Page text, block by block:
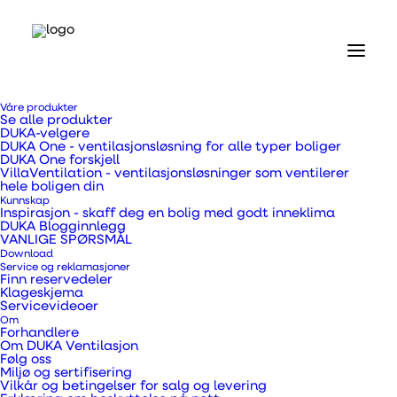
Våre produkter
Se alle produkter
DUKA-velgere
DUKA One - ventilasjonsløsning for alle typer boliger
DUKA One forskjell
VillaVentilation - ventilasjonsløsninger som ventilerer
hele boligen din
Kunnskap
Inspirasjon - skaff deg en bolig med godt inneklima
DUKA Blogginnlegg
VANLIGE SPØRSMÅL
Download
Service og reklamasjoner
Finn reservedeler
Klageskjema
Servicevideoer
Om
Forhandlere
Om DUKA Ventilasjon
Følg oss
Miljø og sertifisering
Vilkår og betingelser for salg og levering
Våre produkter
Ventilasjonskanaler, overgangsstykker og rør
50 mm isolert PE Flex-slange Ø162 x 4000 mm
50 mm isolert PE Flex-
slange Ø162 x 4000
mm
Kan for eksempel brukes som en vanlig
eksosslange i forbindelse med avtrekk fra avtrekk,